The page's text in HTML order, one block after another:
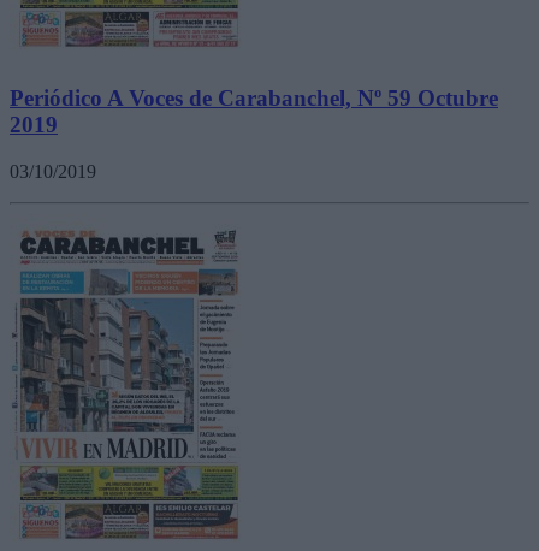
Periódico A Voces de Carabanchel, Nº 59 Octubre
2019
03/10/2019